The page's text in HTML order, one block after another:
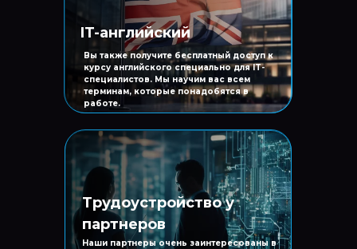
Вы также получите бесплатный доступ к
курсу английского специально для IT-
специалистов. Мы научим вас всем
терминам, которые понадобятся в
работе.
IT-английский
Наши партнеры очень заинтересованы в
Трудоустройство у
партнеров